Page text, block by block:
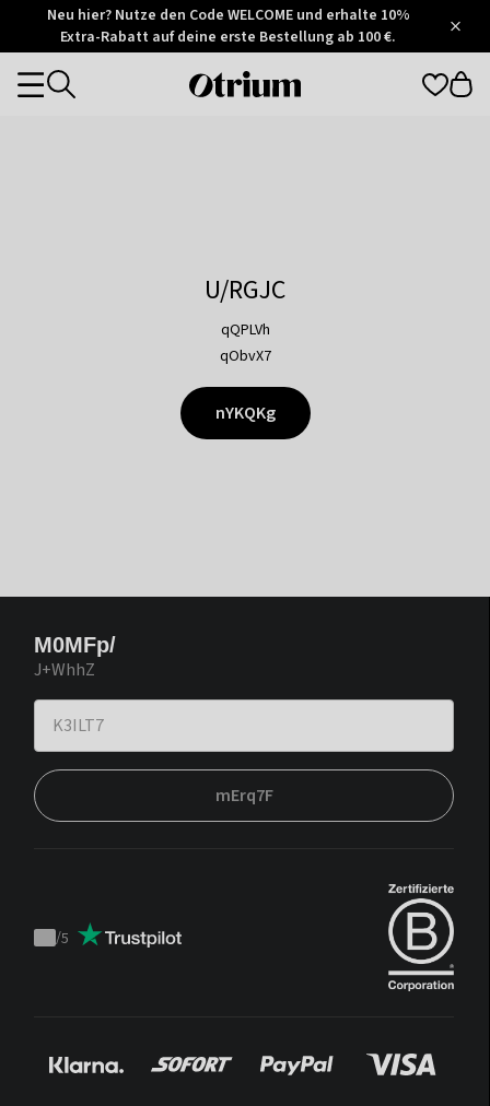
Otrium
Trustpilot
Neu hier? Nutze den Code WELCOME und erhalte 10%
Extra-Rabatt auf deine erste Bestellung ab 100 €.
Otrium
Categories
U/RGJC
qQPLVh
qObvX7
nYKQKg
M0MFp/
J+WhhZ
mErq7F
Trustpilot
/5